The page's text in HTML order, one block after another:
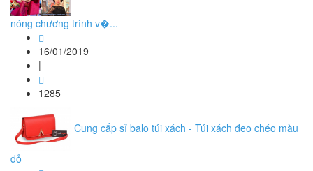
nóng chương trình v�...
16/01/2019
|
1285
Cung cấp sỉ balo túi xách - Túi xách đeo chéo màu
đỏ